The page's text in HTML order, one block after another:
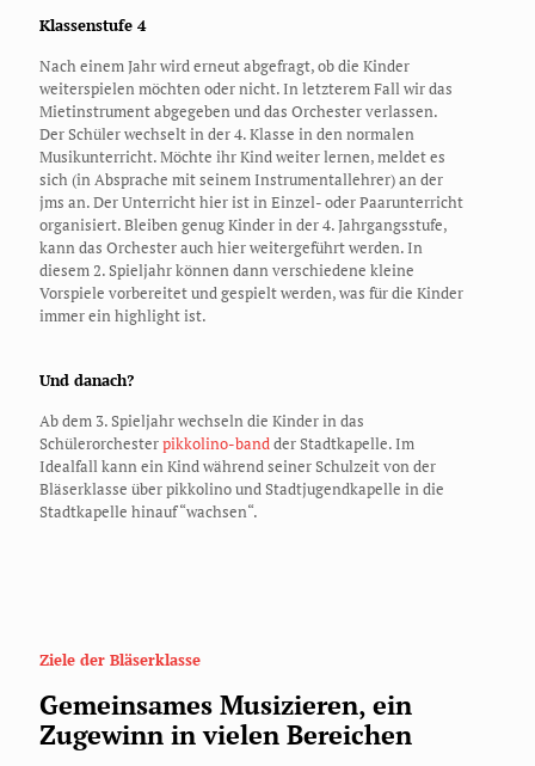
Klassenstufe 4
Nach einem Jahr wird erneut abgefragt, ob die Kinder
weiterspielen möchten oder nicht. In letzterem Fall wir das
Mietinstrument abgegeben und das Orchester verlassen.
Der Schüler wechselt in der 4. Klasse in den normalen
Musikunterricht. Möchte ihr Kind weiter lernen, meldet es
sich (in Absprache mit seinem Instrumentallehrer) an der
jms an. Der Unterricht hier ist in Einzel- oder Paarunterricht
organisiert. Bleiben genug Kinder in der 4. Jahrgangsstufe,
kann das Orchester auch hier weitergeführt werden. In
diesem 2. Spieljahr können dann verschiedene kleine
Vorspiele vorbereitet und gespielt werden, was für die Kinder
immer ein highlight ist.
Und danach?
Ab dem 3. Spieljahr wechseln die Kinder in das
Schülerorchesterpikkolino-bandder Stadtkapelle. Im
Idealfall kann ein Kind während seiner Schulzeit von der
Bläserklasse über pikkolino und Stadtjugendkapelle in die
Stadtkapelle hinauf “wachsen“.
Ziele der Bläserklasse
Gemeinsames Musizieren, ein
Zugewinn in vielen Bereichen